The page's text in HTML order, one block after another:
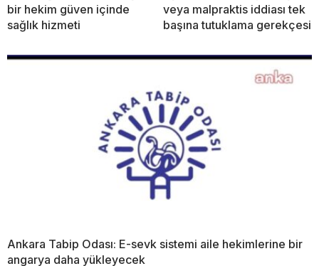
bir hekim güven içinde
sağlık hizmeti
veya malpraktis iddiası tek
başına tutuklama gerekçesi
Ankara Tabip Odası: E-sevk sistemi aile hekimlerine bir
angarya daha yükleyecek